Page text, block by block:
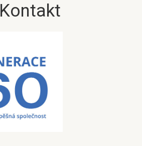
Kontakt